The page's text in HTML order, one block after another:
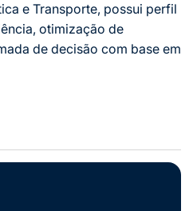
e Transporte, possui perfil
otimização de
de decisão com base em